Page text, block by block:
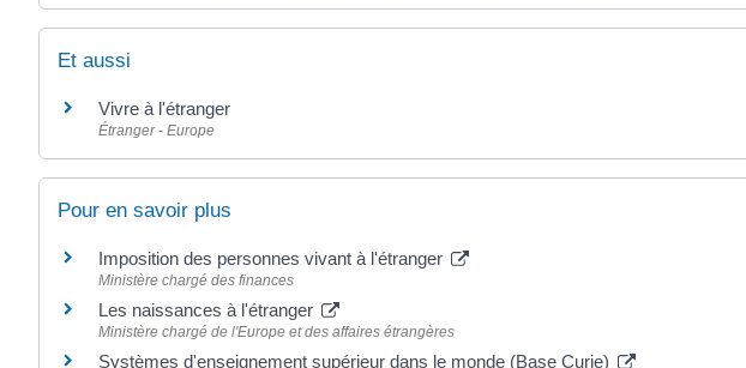
Et aussi
Vivre à l'étranger
Étranger - Europe
Pour en savoir plus
Imposition des personnes vivant à l'étranger
Ministère chargé des finances
Les naissances à l'étranger
Ministère chargé de l'Europe et des affaires étrangères
Systèmes d'enseignement supérieur dans le monde (Base Curie)